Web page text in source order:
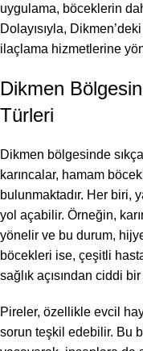
uygulama, böceklerin
Dolayısıyla,
ilaçlama hizmetlerine
Dikmen
Türleri
Dikmen bölgesinde
karıncalar, hamam
bulunmaktadır. Her biri,
yol açabilir. Örneğin,
yönelir ve bu durum,
böcekleri ise, çeşitli
sağlık açısından ciddi
Pireler, özellikle evcil
sorun teşkil edebilir. Bu